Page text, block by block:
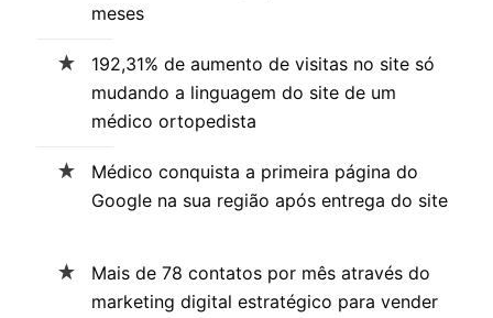
meses
192,31% de aumento de visitas no site só
mudando a linguagem do site de um
médico ortopedista
Médico conquista a primeira página do
Google na sua região após entrega do site
Mais de 78 contatos por mês através do
marketing digital estratégico para vender